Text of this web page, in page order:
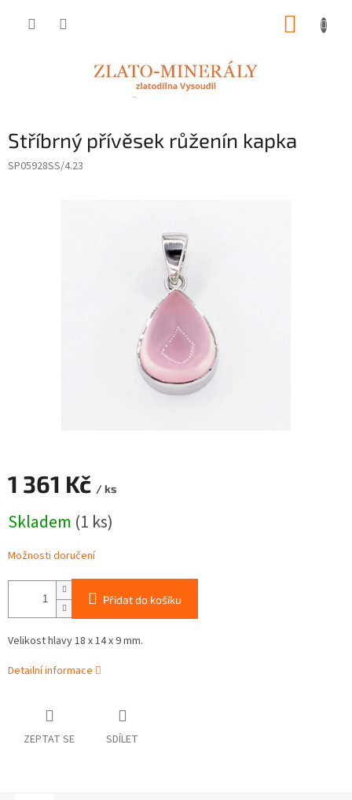
Stříbrný přívěsek růženín kapka
SP05928SS/4.23
1 361 Kč / ks
cena:
Skladem (1 ks)
Možnosti doručení
Přidat do košíku
Velikost hlavy 18 x 14 x 9 mm.
Detailní informace
ZEPTAT SE SDÍLET